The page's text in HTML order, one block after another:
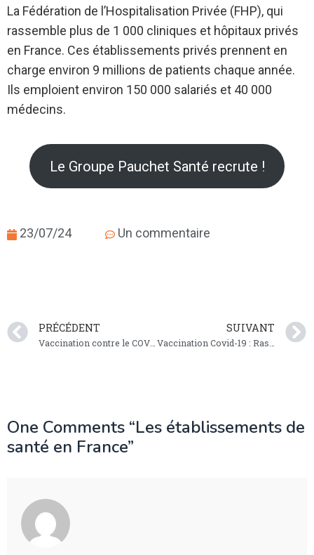
La Fédération de l’Hospitalisation Privée (FHP), qui
rassemble plus de 1 000 cliniques et hôpitaux privés
en France. Ces établissements privés prennent en
charge environ 9 millions de patients chaque année.
Ils emploient environ 150 000 salariés et 40 000
médecins.
Le Groupe Pauchet Santé recrute !
23/07/24 Un commentaire
PRÉCÉDENT SUIVANT
One Comments “Les établissements de
santé en France”